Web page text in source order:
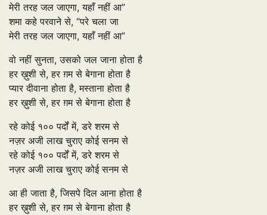
मेरी तरह जल जाएगा, यहाँ नहीं आ”
शमा कहे परवाने से, “परे चला जा
मेरी तरह जल जाएगा, यहाँ नहीं आ”
वो नहीं सुनता, उसको जल जाना होता है
हर ख़ुशी से, हर ग़म से बेगाना होता है
प्यार दीवाना होता है, मस्ताना होता है
हर ख़ुशी से, हर ग़म से बेगाना होता है
रहे कोई १०० पर्दों में, डरे शरम से
नज़र अजी लाख चुराए कोई सनम से
रहे कोई १०० पर्दों में, डरे शरम से
नज़र अजी लाख चुराए कोई सनम से
आ ही जाता है, जिसपे दिल आना होता है
हर ख़ुशी से, हर ग़म से बेगाना होता है